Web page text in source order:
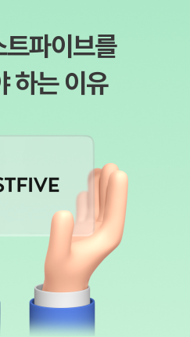
파이브를
하는 이유